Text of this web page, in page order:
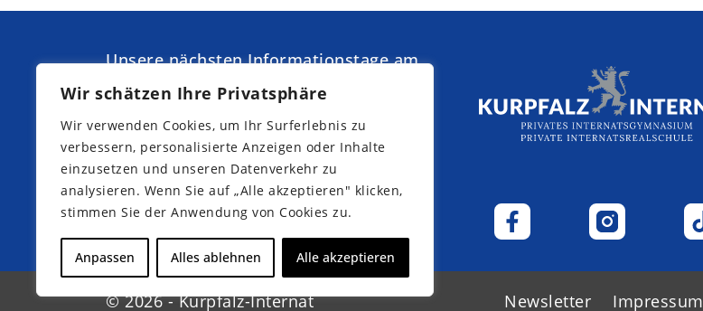
Wir schätzen Ihre Privatsphäre
Wir verwenden Cookies, um Ihr Surferlebnis zu
verbessern, personalisierte Anzeigen oder Inhalte
einzusetzen und unseren Datenverkehr zu
analysieren. Wenn Sie auf „Alle akzeptieren" klicken,
stimmen Sie der Anwendung von Cookies zu.
Anpassen Alles ablehnen Alle akzeptieren
Unsere nächsten Informationstage am
19.09.2026
Samstag,
10.10.2026
07.11.2026
Samstag,
21.11.2026
Jetzt Teilnahme anmelden
© 2026 - Kurpfalz-Internat Newsletter Impressum